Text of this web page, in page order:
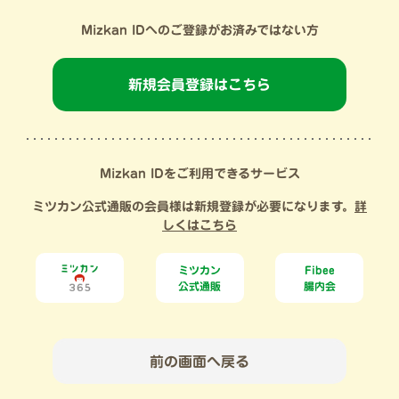
Mizkan IDへのご登録がお済みではない方
新規会員登録はこちら
Mizkan IDをご利用できるサービス
ミツカン公式通販の会員様は新規登録が必要になります。 詳
しくはこちら
ミツカン
公式通販
Fibee
腸内会
前の画面へ戻る